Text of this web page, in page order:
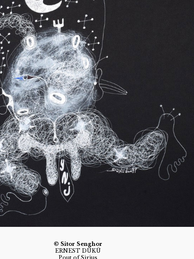
© Sitor Senghor
ERNEST DÜKÜ
Pout of Sirius